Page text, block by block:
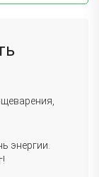
энергии.